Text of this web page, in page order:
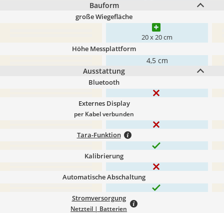
Bauform
große Wiegefläche
20 x 20 cm
Höhe Messplattform
4,5 cm
Ausstattung
Bluetooth
Externes Display
per Kabel verbunden
Tara-Funktion
Kalibrierung
Automatische Abschaltung
Stromversorgung
Netzteil | Batterien